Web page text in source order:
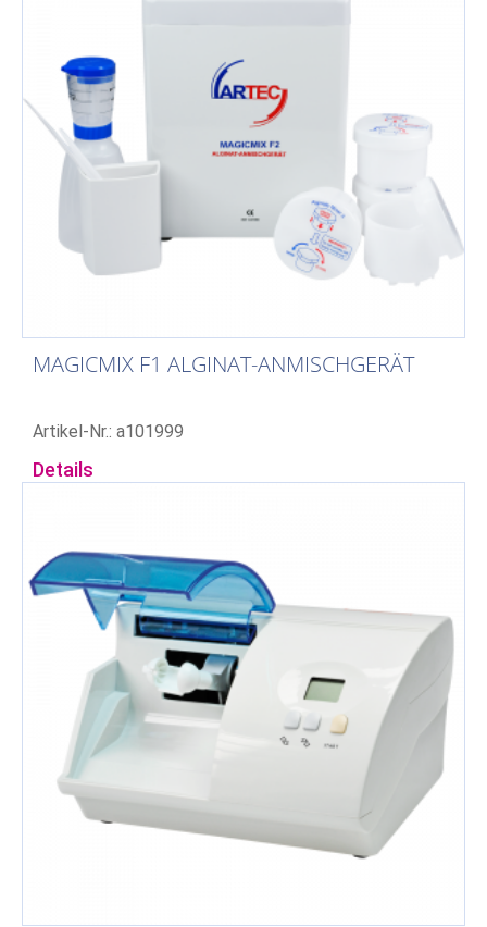
MAGICMIX F1 ALGINAT-ANMISCHGERÄT
Artikel-Nr.: a101999
Details